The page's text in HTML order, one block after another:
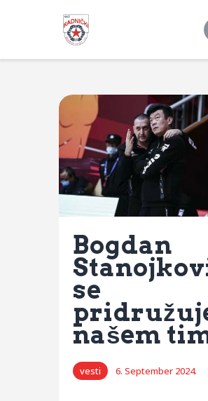
KKŽ Radnički
Seniorke
Novosti
Kontakt
Bogdan
se
našem
vesti 6. September 2024.